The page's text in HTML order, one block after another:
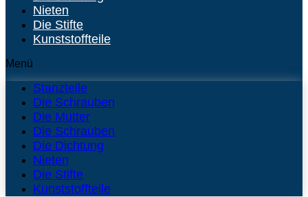
Nieten
Die Stifte
Kunststoffteile
Menü
Stanzteile
Die Schrauben
Die Mutter
Die Schrauben
Die Dichtung
Nieten
Die Stifte
Kunststoffteile